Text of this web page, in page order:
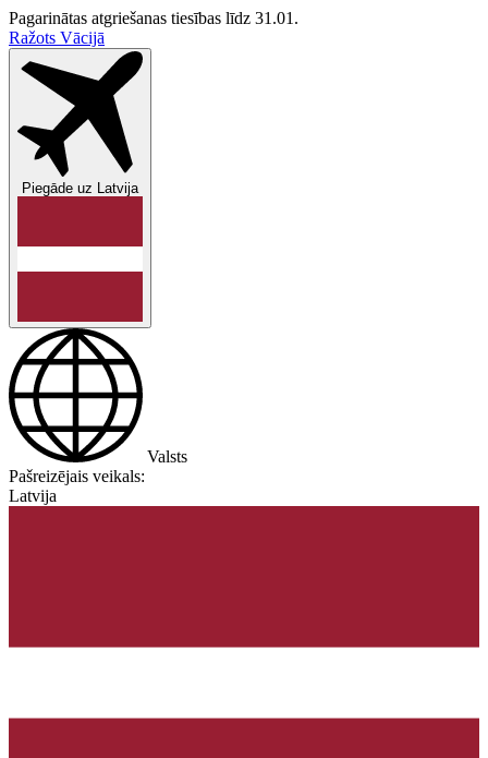
Pagarinātas atgriešanas tiesības līdz 31.01.
Ražots Vācijā
Piegāde uz Latvija
Valsts
Pašreizējais veikals:
Latvija